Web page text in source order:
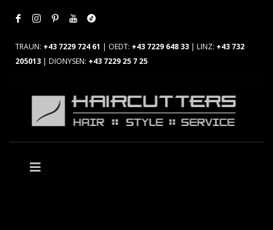
TRAUN: +43 7229 724 61 | OEDT: +43 7229 648 33 | LINZ: +43 732
205013 | DIONYSEN: +43 7229 25 7 25